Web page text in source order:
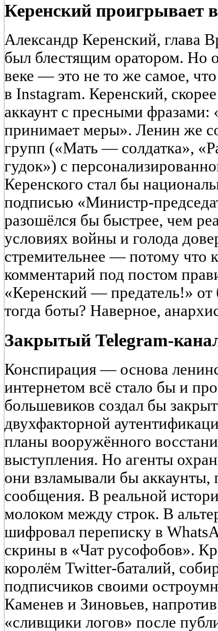
Керенский проигрывает
Александр Керенский, глава
был блестящим оратором. Но
веке — это не то же самое,
в Instagram. Керенский,
аккаунт с пресными фразами:
принимает меры». Ленин же
групп («Мать — солдатка»,
гудок») с
Керенского стал бы
подписью «Министр-
разошёлся бы быстрее, чем
условиях войны и голода
стремительнее — потому что
комментарий под постом
«Керенский — предатель!» от
тогда боты? Наверное,
Закрытый
Конспирация — основа
интернетом всё стало бы и
большевиков создал бы
двухфакторной
планы вооружённого
выступления. Но агенты
они взламывали бы аккаунты,
сообщения. В реальной
молоком между строк. В
шифровал переписку в
скрины в «Чат русофобов».
королём Twitter‑баталий,
подписчиков своими
Каменев и Зиновьев,
«сливщики логов» после